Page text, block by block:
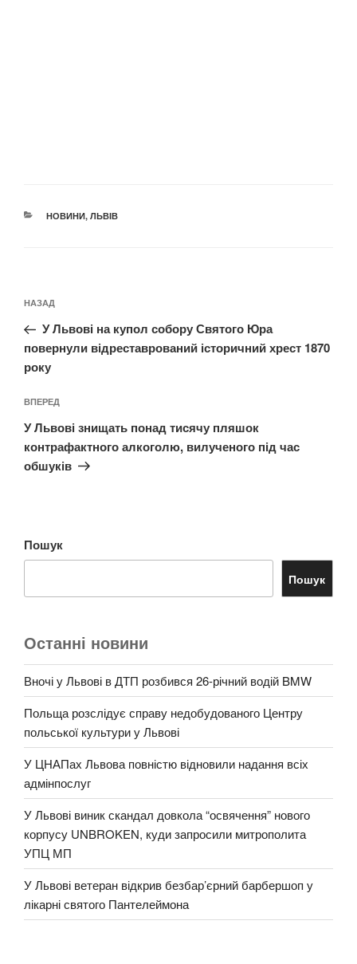
КАТЕГОРІЇ
НОВИНИ, ЛЬВІВ
записів
Попередній
запис:
НАЗАД
У Львові на купол собору Святого Юра
повернули відреставрований історичний хрест 1870
року
Наступний
запис
ВПЕРЕД
У Львові знищать понад тисячу пляшок
контрафактного алкоголю, вилученого під час
обшуків
Пошук
Пошук
Останні новини
Вночі у Львові в ДТП розбився 26-річний водій BMW
Польща розслідує справу недобудованого Центру
польської культури у Львові
У ЦНАПах Львова повністю відновили надання всіх
адмінпослуг
У Львові виник скандал довкола “освячення” нового
корпусу UNBROKEN, куди запросили митрополита
УПЦ МП
У Львові ветеран відкрив безбар’єрний барбершоп у
лікарні святого Пантелеймона